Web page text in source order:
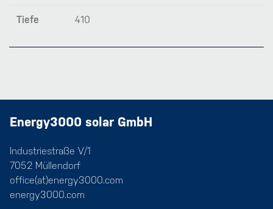
Tiefe 410
Energy3000 solar GmbH
Industriestraße V/1
7052 Müllendorf
office(at)energy3000.com
energy3000.com